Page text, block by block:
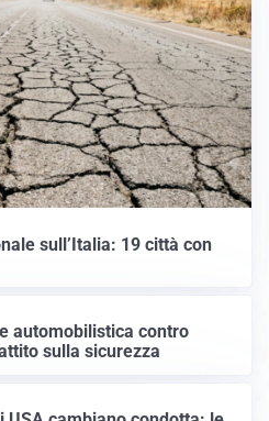
sull’Italia: 19 città con
automobilistica contro
sulla sicurezza